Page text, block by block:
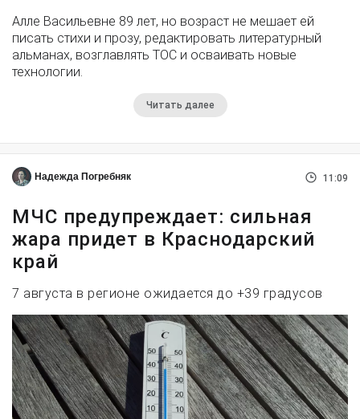
Алле Васильевне 89 лет, но возраст не мешает ей
писать стихи и прозу, редактировать литературный
альманах, возглавлять ТОС и осваивать новые
технологии.
Читать далее
Надежда Погребняк 11:09
МЧС предупреждает: сильная
жара придет в Краснодарский
край
7 августа в регионе ожидается до +39 градусов